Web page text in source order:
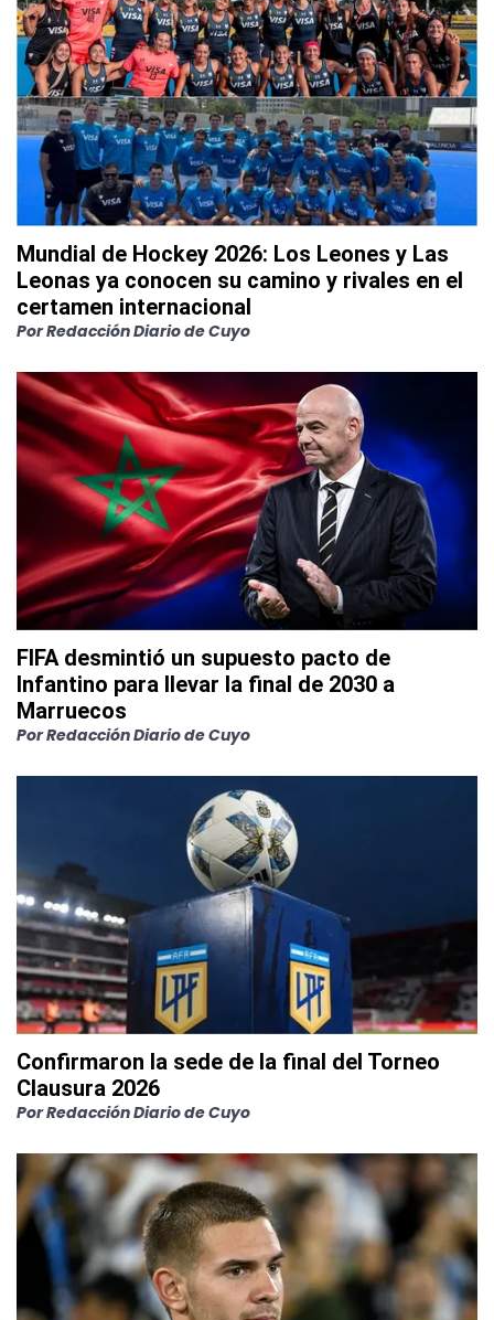
Mundial de Hockey 2026: Los Leones y Las
Leonas ya conocen su camino y rivales en el
certamen internacional
PorRedacción Diario de Cuyo
FIFA desmintió un supuesto pacto de
Infantino para llevar la final de 2030 a
Marruecos
PorRedacción Diario de Cuyo
Confirmaron la sede de la final del Torneo
Clausura 2026
PorRedacción Diario de Cuyo